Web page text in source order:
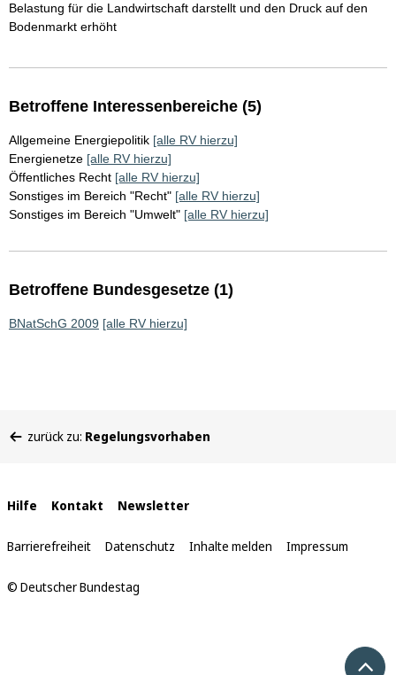
Belastung für die Landwirtschaft darstellt und den Druck auf den
Bodenmarkt erhöht
Betroffene Interessenbereiche (5)
Allgemeine Energiepolitik [alle RV hierzu]
Energienetze [alle RV hierzu]
Öffentliches Recht [alle RV hierzu]
Sonstiges im Bereich "Recht" [alle RV hierzu]
Sonstiges im Bereich "Umwelt" [alle RV hierzu]
Betroffene Bundesgesetze (1)
BNatSchG 2009 [alle RV hierzu]
befinden
zurück zu: Regelungsvorhaben
Interne
Links
Hilfe Kontakt Newsletter
Barrierefreiheit Datenschutz Inhalte melden Impressum
© Deutscher Bundestag